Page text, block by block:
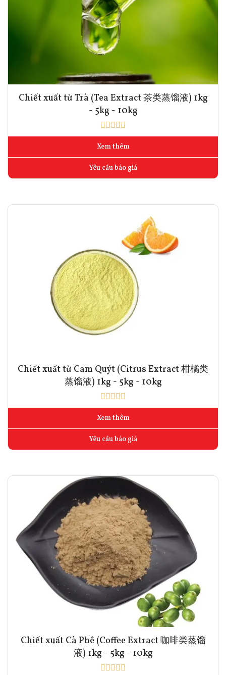
Chiết xuất từ Trà (Tea Extract 茶类蒸馏液) 1kg
- 5kg - 10kg
Xem thêm
Yêu cầu báo giá
Chiết xuất từ Cam Quýt (Citrus Extract 柑橘类
蒸馏液) 1kg - 5kg - 10kg
Xem thêm
Yêu cầu báo giá
Chiết xuất Cà Phê (Coffee Extract 咖啡类蒸馏
液) 1kg - 5kg - 10kg